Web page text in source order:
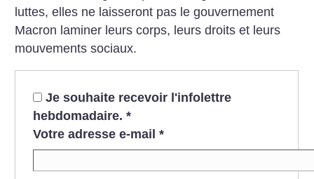
luttes, elles ne laisseront pas le gouvernement
Macron laminer leurs corps, leurs droits et leurs
mouvements sociaux.
Je souhaite recevoir l'infolettre
hebdomadaire. *
Votre adresse e-mail *